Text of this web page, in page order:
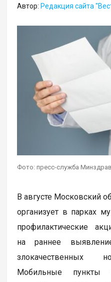
Автор: Редакция сайта
Фото: пресс-служба
В августе Московский
организует в парках
профилактические
на раннее
злокачественных
Мобильные пункты